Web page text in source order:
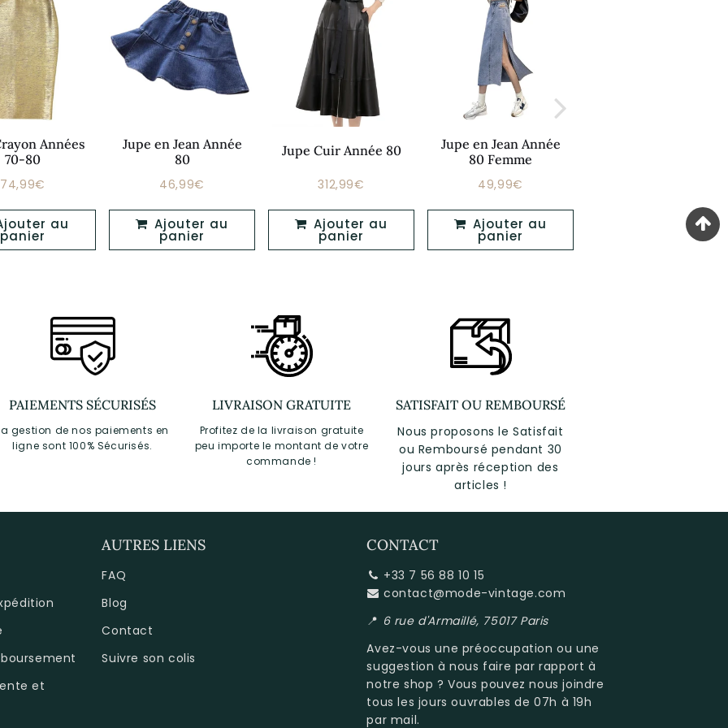
Années
70-80
Prix
74,99€
panier
Jupe en Jean Année
80
Prix
46,99€
panier
Jupe Cuir Année 80
Prix
312,99€
panier
Jupe en Jean Année
80 Femme
Prix
49,99€
panier
PAIEMENTS SÉCURISÉS
gestion de nos paiements en
ligne sont 100% Sécurisés.
LIVRAISON GRATUITE
Profitez de la livraison gratuite
peu importe le montant de votre
commande !
SATISFAIT OU REMBOURSÉ
Nous proposons le Satisfait
ou Remboursé pendant 30
jours après réception des
articles !
et
AUTRES LIENS
FAQ
Blog
Contact
Suivre son colis
CONTACT
+33 7 56 88 10 15
contact@mode-vintage.com
📍 6 rue d'Armaillé, 75017 Paris
Avez-vous une préoccupation ou une
suggestion à nous faire par rapport à
notre shop ? Vous pouvez nous joindre
tous les jours ouvrables de 07h à 19h
par mail.